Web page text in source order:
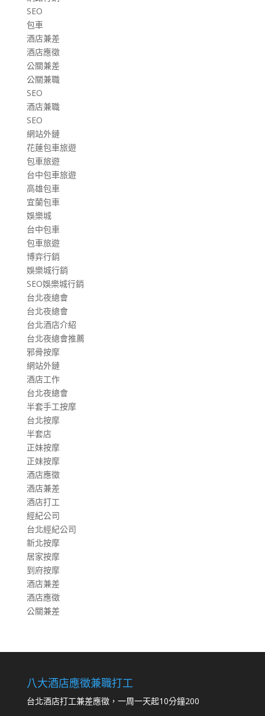
SEO
包車
酒店兼差
酒店應徵
公關兼差
公關兼職
SEO
酒店兼職
SEO
網站外鏈
花蓮包車旅遊
包車旅遊
台中包車旅遊
高雄包車
宜蘭包車
娛樂城
台中包車
包車旅遊
博弈行銷
娛樂城行銷
SEO娛樂城行銷
台北夜總會
台北夜總會
台北酒店介紹
台北夜總會推薦
邪骨按摩
網站外鏈
酒店工作
台北夜總會
半套手工按摩
台北按摩
半套店
正妹按摩
正妹按摩
酒店應徵
酒店兼差
酒店打工
經紀公司
台北經紀公司
新北按摩
居家按摩
到府按摩
酒店兼差
酒店應徵
公關兼差
八大酒店應徵兼職打工
台北酒店打工兼差應徵，一周一天起10分鐘200